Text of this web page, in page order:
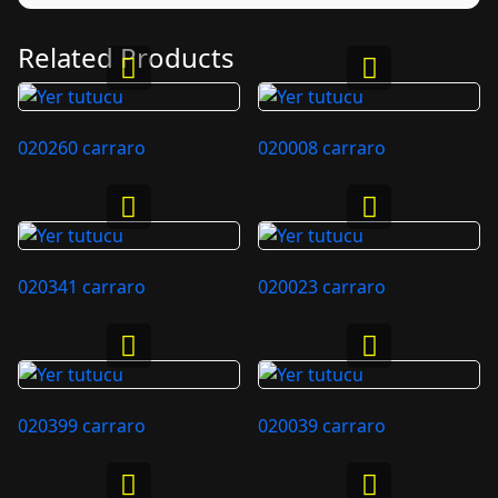
Related Products
020260 carraro 020008 carraro
020341 carraro 020023 carraro
020399 carraro 020039 carraro